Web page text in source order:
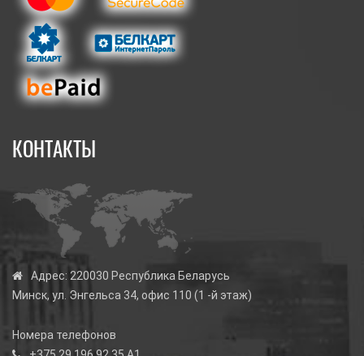
КОНТАКТЫ
Адрес: 220030 Республика Беларусь
Минск, ул. Энгельса 34, офис 110 (1 -й этаж)
Номера телефонов